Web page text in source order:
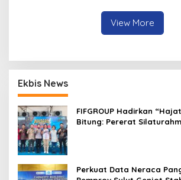
View More
Ekbis News
FIFGROUP Hadirkan
Bitung: Pererat
Perkuat Data Neraca